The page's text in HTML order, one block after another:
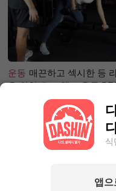
운동 매끈하고 섹시한 등
을 위한 초보 헬스 운동
식
앱으